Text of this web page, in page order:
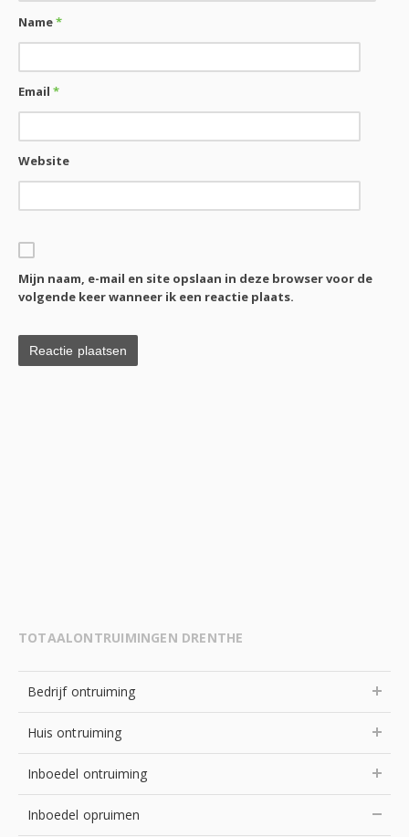
Name*
Email*
Website
Mijn naam, e-mail en site opslaan in deze browser voor de
volgende keer wanneer ik een reactie plaats.
TOTAALONTRUIMINGEN DRENTHE
Bedrijf ontruiming
Huis ontruiming
Inboedel ontruiming
Inboedel opruimen